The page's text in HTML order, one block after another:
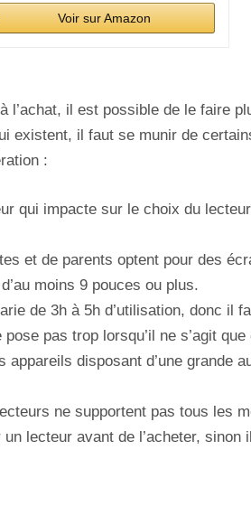
Voir sur Amazon
l’achat, il est possible de le faire
existent, il faut se munir de
:
qui impacte sur le choix du
et de parents optent pour des
moins 9 pouces ou plus.
de 3h à 5h d’utilisation, donc il
pas trop lorsqu’il ne s’agit
disposant d’une grande
ne supportent pas tous les
lecteur avant de l’acheter, sinon